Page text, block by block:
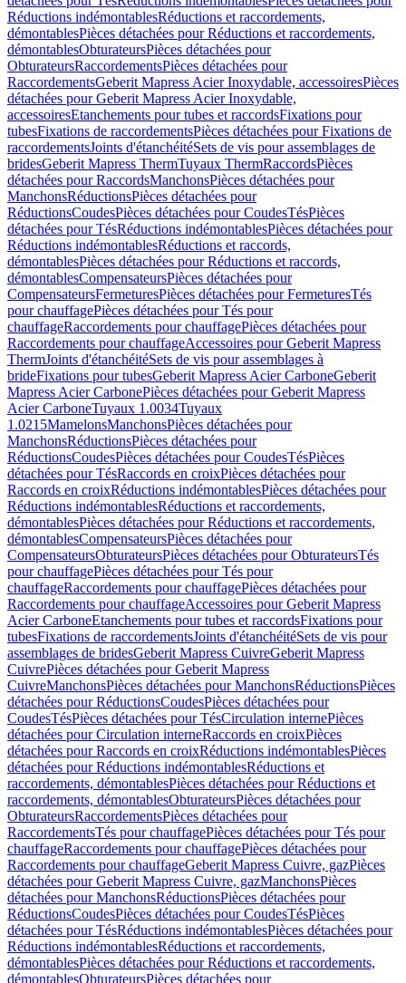
Réductions indémontablesRéductions et raccordements,
démontablesPièces détachées pour Réductions et raccordements,
démontablesObturateursPièces détachées pour
ObturateursRaccordementsPièces détachées pour
RaccordementsGeberit Mapress Acier Inoxydable, accessoiresPièces
détachées pour Geberit Mapress Acier Inoxydable,
accessoiresEtanchements pour tubes et raccordsFixations pour
tubesFixations de raccordementsPièces détachées pour Fixations de
raccordementsJoints d'étanchéitéSets de vis pour assemblages de
bridesGeberit Mapress ThermTuyaux ThermRaccordsPièces
détachées pour RaccordsManchonsPièces détachées pour
ManchonsRéductionsPièces détachées pour
RéductionsCoudesPièces détachées pour CoudesTésPièces
détachées pour TésRéductions indémontablesPièces détachées pour
Réductions indémontablesRéductions et raccords,
démontablesPièces détachées pour Réductions et raccords,
démontablesCompensateursPièces détachées pour
CompensateursFermeturesPièces détachées pour FermeturesTés
pour chauffagePièces détachées pour Tés pour
chauffageRaccordements pour chauffagePièces détachées pour
Raccordements pour chauffageAccessoires pour Geberit Mapress
ThermJoints d'étanchéitéSets de vis pour assemblages à
brideFixations pour tubesGeberit Mapress Acier CarboneGeberit
Mapress Acier CarbonePièces détachées pour Geberit Mapress
Acier CarboneTuyaux 1.0034Tuyaux
1.0215MamelonsManchonsPièces détachées pour
ManchonsRéductionsPièces détachées pour
RéductionsCoudesPièces détachées pour CoudesTésPièces
détachées pour TésRaccords en croixPièces détachées pour
Raccords en croixRéductions indémontablesPièces détachées pour
Réductions indémontablesRéductions et raccordements,
démontablesPièces détachées pour Réductions et raccordements,
démontablesCompensateursPièces détachées pour
CompensateursObturateursPièces détachées pour ObturateursTés
pour chauffagePièces détachées pour Tés pour
chauffageRaccordements pour chauffagePièces détachées pour
Raccordements pour chauffageAccessoires pour Geberit Mapress
Acier CarboneEtanchements pour tubes et raccordsFixations pour
tubesFixations de raccordementsJoints d'étanchéitéSets de vis pour
assemblages de bridesGeberit Mapress CuivreGeberit Mapress
CuivrePièces détachées pour Geberit Mapress
CuivreManchonsPièces détachées pour ManchonsRéductionsPièces
détachées pour RéductionsCoudesPièces détachées pour
CoudesTésPièces détachées pour TésCirculation internePièces
détachées pour Circulation interneRaccords en croixPièces
détachées pour Raccords en croixRéductions indémontablesPièces
détachées pour Réductions indémontablesRéductions et
raccordements, démontablesPièces détachées pour Réductions et
raccordements, démontablesObturateursPièces détachées pour
ObturateursRaccordementsPièces détachées pour
RaccordementsTés pour chauffagePièces détachées pour Tés pour
chauffageRaccordements pour chauffagePièces détachées pour
Raccordements pour chauffageGeberit Mapress Cuivre, gazPièces
détachées pour Geberit Mapress Cuivre, gazManchonsPièces
détachées pour ManchonsRéductionsPièces détachées pour
RéductionsCoudesPièces détachées pour CoudesTésPièces
détachées pour TésRéductions indémontablesPièces détachées pour
Réductions indémontablesRéductions et raccordements,
démontablesPièces détachées pour Réductions et raccordements,
démontablesObturateursPièces détachées pour